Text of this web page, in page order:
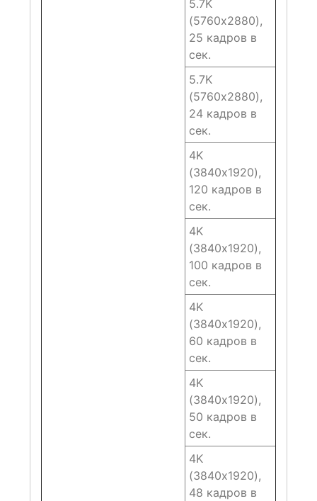
5.7K
(5760х2880),
25 кадров в
сек.
5.7K
(5760х2880),
24 кадров в
сек.
4K
(3840х1920),
120 кадров в
сек.
4K
(3840х1920),
100 кадров в
сек.
4K
(3840х1920),
60 кадров в
сек.
4K
(3840х1920),
50 кадров в
сек.
4K
(3840х1920),
48 кадров в